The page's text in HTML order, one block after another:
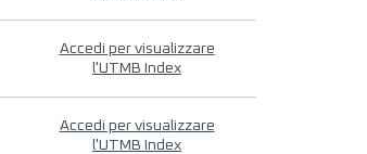
Accedi per visualizzare
l'UTMB Index
Accedi per visualizzare
l'UTMB Index